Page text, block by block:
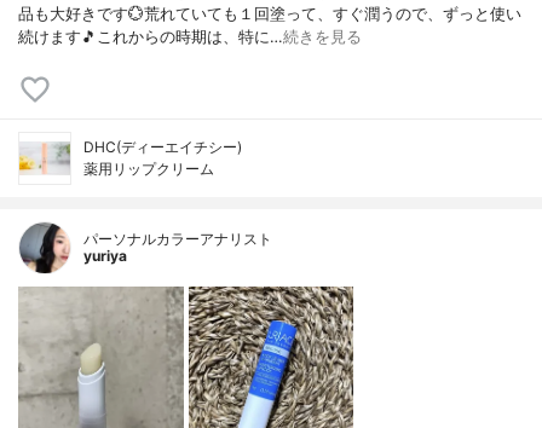
品も大好きです💮荒れていても１回塗って、すぐ潤うので、ずっと使い
続けます🎵これからの時期は、特に…続きを見る
DHC(ディーエイチシー)
薬用リップクリーム
パーソナルカラーアナリスト
yuriya